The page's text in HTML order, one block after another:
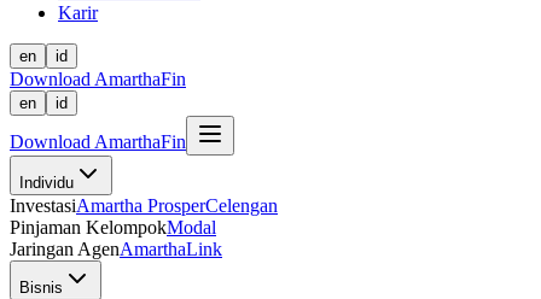
Karir
en id
Download AmarthaFin
en id
Download AmarthaFin
Individu
InvestasiAmartha ProsperCelengan
Pinjaman KelompokModal
Jaringan AgenAmarthaLink
Bisnis